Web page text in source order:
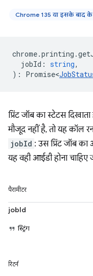
Chrome 135 या इसके बाद के
chrome.printing .
jobId : string,
) : Promise<
प्रिंट जॉब का स्टेटस
मौजूद नहीं है, तो यह कॉल
jobId : उस प्रिंट जॉब
यह वही आईडी होना चाहिए
पैरामीटर
jobId
स्ट्रिंग
रिटर्न